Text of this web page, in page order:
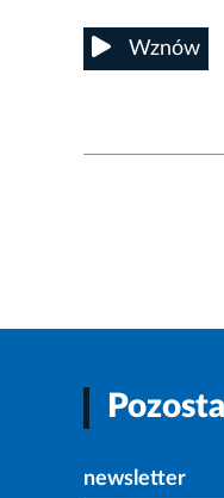
Wznów
newsletter